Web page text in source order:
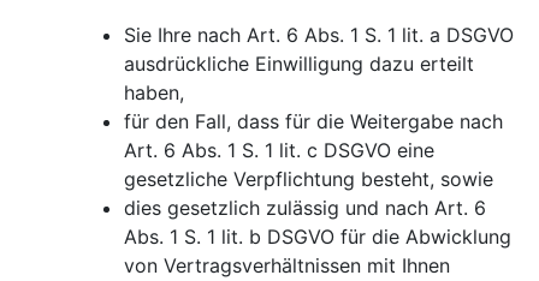
Sie Ihre nach Art. 6 Abs. 1 S. 1 lit. a DSGVO
ausdrückliche Einwilligung dazu erteilt
haben,
für den Fall, dass für die Weitergabe nach
Art. 6 Abs. 1 S. 1 lit. c DSGVO eine
gesetzliche Verpflichtung besteht, sowie
dies gesetzlich zulässig und nach Art. 6
Abs. 1 S. 1 lit. b DSGVO für die Abwicklung
von Vertragsverhältnissen mit Ihnen